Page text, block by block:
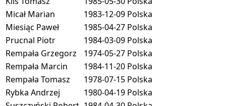
Micał Marian
1983-12-09 Polska
Miesiąc Paweł
1985-04-27 Polska
Prucnal Piotr
1984-03-09 Polska
Rempała Grzegorz
1974-05-27 Polska
Rempała Marcin
1984-11-20 Polska
Rempała Tomasz
1978-07-15 Polska
Rybka Andrzej
1980-04-19 Polska